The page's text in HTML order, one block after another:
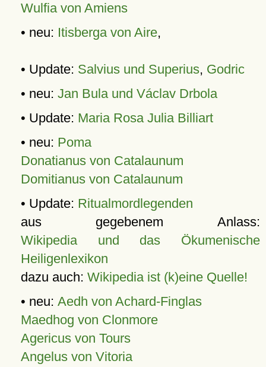
Wulfia von Amiens
• neu: Itisberga von Aire,
• Update: Salvius und Superius, Godric
• neu: Jan Bula und Václav Drbola
• Update: Maria Rosa Julia Billiart
• neu: Poma
Donatianus von Catalaunum
Domitianus von Catalaunum
• Update: Ritualmordlegenden
aus gegebenem Anlass:
Wikipedia und das Ökumenische
Heiligenlexikon
dazu auch: Wikipedia ist (k)eine Quelle!
• neu: Aedh von Achard-Finglas
Maedhog von Clonmore
Agericus von Tours
Angelus von Vitoria